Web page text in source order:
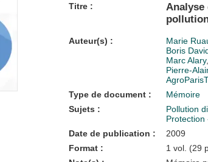
Titre :
Auteur(s) : Marie
Boris
Marc Alary
Pierre-
Type de document :
Mémoire
Sujets :
Pollution
Protection
Date de publication :
2009
Format :
1 vol. (29